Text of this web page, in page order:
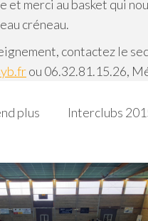
et merci au basket qui
créneau.
contactez le
ou 06.32.81.15.26,
plus
Interclubs